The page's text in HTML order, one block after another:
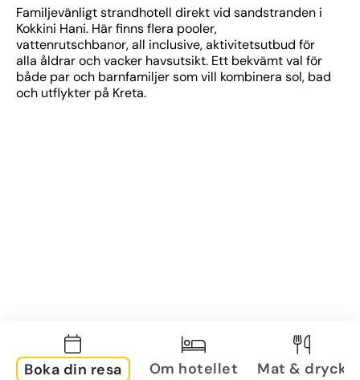
Familjevänligt strandhotell direkt vid sandstranden i
Kokkini Hani. Här finns flera pooler,
vattenrutschbanor, all inclusive, aktivitetsutbud för
alla åldrar och vacker havsutsikt. Ett bekvämt val för
både par och barnfamiljer som vill kombinera sol, bad
och utflykter på Kreta.
Boka din resa Om hotellet Mat & dryck